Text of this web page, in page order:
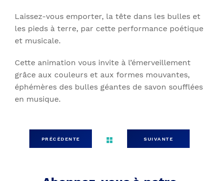
Laissez-vous emporter, la tête dans les bulles et
les pieds à terre, par cette performance poétique
et musicale.
Cette animation vous invite à l’émerveillement
grâce aux couleurs et aux formes mouvantes,
éphémères des bulles géantes de savon soufflées
en musique.
PRÉCÉDENTE SUIVANTE